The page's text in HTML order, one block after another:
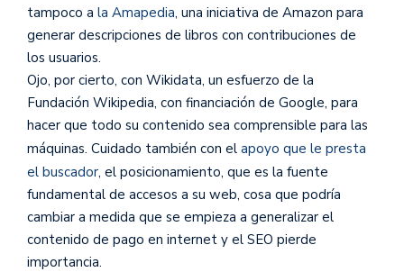
tampoco a la Amapedia, una iniciativa de Amazon para
generar descripciones de libros con contribuciones de
los usuarios.
Ojo, por cierto, con Wikidata, un esfuerzo de la
Fundación Wikipedia, con financiación de Google, para
hacer que todo su contenido sea comprensible para las
máquinas. Cuidado también con el apoyo que le presta
el buscador, el posicionamiento, que es la fuente
fundamental de accesos a su web, cosa que podría
cambiar a medida que se empieza a generalizar el
contenido de pago en internet y el SEO pierde
importancia.